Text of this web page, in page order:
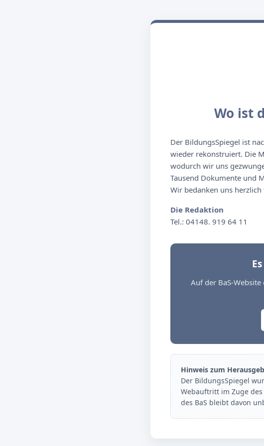
Wo ist
Der BildungsSpiegel ist
wieder rekonstruiert. Die
wodurch wir uns
Tausend Dokumente und
Wir bedanken uns
Die Redaktion
Tel.: 04148. 919 64 11
Auf der BaS-
Hinweis zum
Der BildungsSpiegel
Webauftritt im Zuge
des BaS bleibt davon